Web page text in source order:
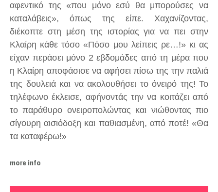
αφεντικό της «που μόνο εσύ θα μπορούσες να
καταλάβεις», όπως της είπε. Χαχανίζοντας,
διέκοπτε στη μέση της ιστορίας για να πει στην
Κλαίρη κάθε τόσο «Πόσο μου λείπεις ρε…!» κι ας
είχαν περάσει μόνο 2 εβδομάδες από τη μέρα που
η Κλαίρη αποφάσισε να αφήσει πίσω της την παλιά
της δουλειά και να ακολουθήσει το όνειρό της! Το
τηλέφωνο έκλεισε, αφήνοντάς την να κοιτάζει από
το παράθυρο ονειροπολώντας και νιώθοντας πιο
σίγουρη αισιόδοξη και παθιασμένη, από ποτέ! «Θα
τα καταφέρω!»
more info